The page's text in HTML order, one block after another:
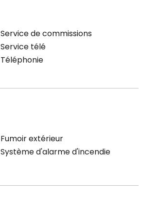
Service de commissions
Service télé
Téléphonie
Fumoir extérieur
Système d'alarme d'incendie